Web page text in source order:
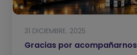
31 DICIEMBRE. 2025
Gracias por